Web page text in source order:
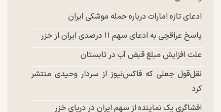
ادعای تازه امارات درباره حمله موشکی ایران
پاسخ عراقچی به ادعای سهم ۱۱ درصدی ایران از خزر
علت افزایش مبلغ قبض آب در تابستان
نقل‌قول جعلی که فاکس‌نیوز از سردار وحیدی منتشر
کرد
افشاگری یک نماینده از سهم ایران در دریای خزر